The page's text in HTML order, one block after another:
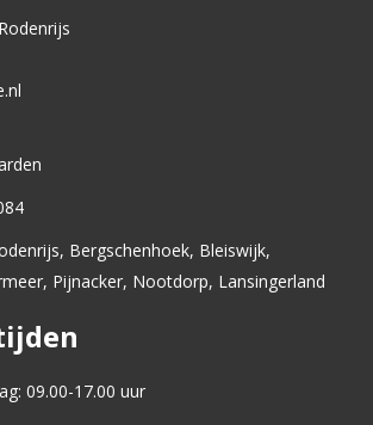
Bergschenhoek, Bleiswijk,
Pijnacker, Nootdorp, Lansingerland
09.00-17.00 uur